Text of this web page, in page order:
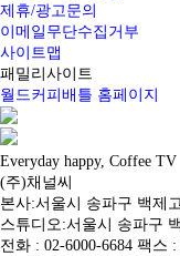
제휴/광고문의
이메일무단수집거부
사이트맵
패밀리사이트
월드커피배틀 홈페이지
Everyday happy, Coffee TV
(주)채널씨
본사:서울시 송파구 백제
스튜디오:서울시 송파구
전화 : 02-6000-6684 팩스